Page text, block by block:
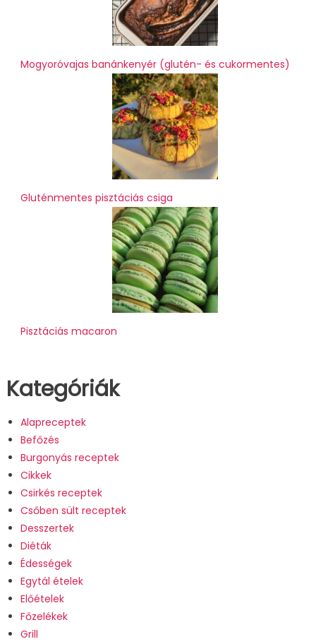
Mogyoróvajas banánkenyér (glutén- és cukormentes)
Gluténmentes pisztáciás csiga
Pisztáciás macaron
Kategóriák
Alapreceptek
Befőzés
Burgonyás receptek
Cikkek
Csirkés receptek
Csőben sült receptek
Desszertek
Diéták
Édességek
Egytál ételek
Előételek
Főzelékek
Grill